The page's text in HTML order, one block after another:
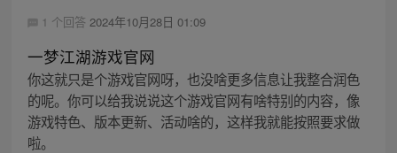
1 个回答 2024年10月28日 01:09
一梦江湖游戏官网
你这就只是个游戏官网呀，也没啥更多信息让我整合润色
的呢。你可以给我说说这个游戏官网有啥特别的内容，像
游戏特色、版本更新、活动啥的，这样我就能按照要求做
啦。